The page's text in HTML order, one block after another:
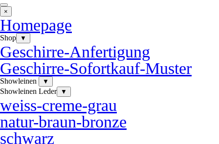
×
Homepage
Shop ▼
Geschirre-Anfertigung
Geschirre-Sofortkauf-Muster
Showleinen ▼
Showleinen Leder ▼
weiss-creme-grau
natur-braun-bronze
schwarz